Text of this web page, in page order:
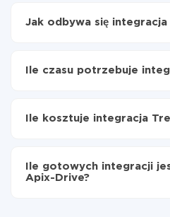
Jak odbywa się
Włącz aktualizację
Ile czasu potrzebuje
od 5 do 30 minut.
Ile kosztuje integracja
Płacisz tylko za ilość danych,
przekazywana z jednego z
Ile gotowych integracji
Apix-Drive?